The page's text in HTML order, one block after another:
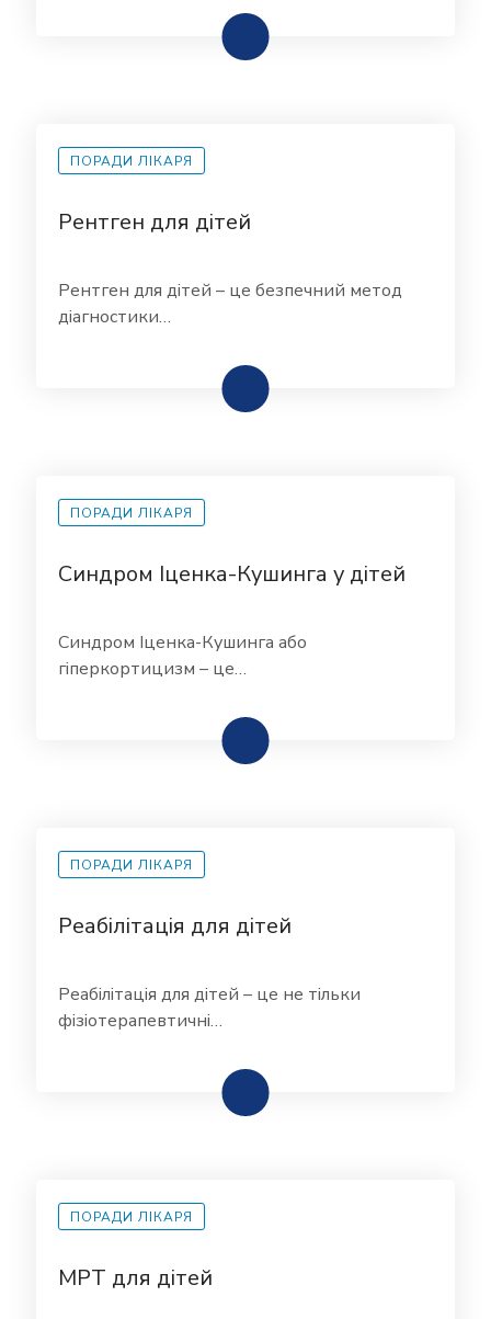
ПОРАДИ ЛІКАРЯ
Рентген для дітей
Рентген для дітей – це безпечний метод
діагностики…
ПОРАДИ ЛІКАРЯ
Синдром Іценка-Кушинга у дітей
Синдром Іценка-Кушинга або
гіперкортицизм – це…
ПОРАДИ ЛІКАРЯ
Реабілітація для дітей
Реабілітація для дітей – це не тільки
фізіотерапевтичні…
ПОРАДИ ЛІКАРЯ
МРТ для дітей